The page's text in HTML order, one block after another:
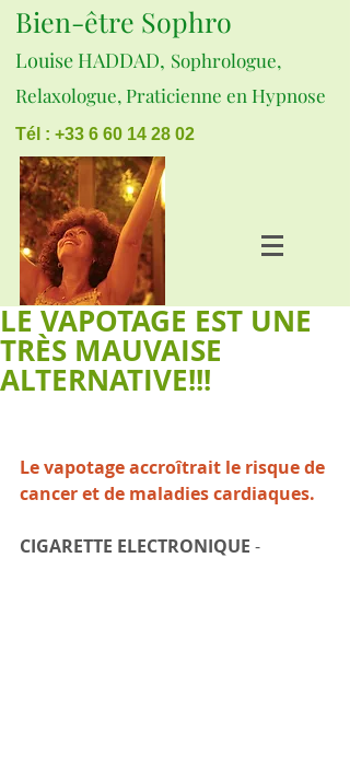
Bien-être Sophro
Louise HADDAD, Sophrologue,
Relaxologue, Praticienne en Hypnose
Tél : +33 6 60 14 28 02
LE VAPOTAGE EST UNE
TRÈS MAUVAISE
ALTERNATIVE!!!
Le vapotage accroîtrait le risque de
cancer et de maladies cardiaques.
CIGARETTE ELECTRONIQUE -